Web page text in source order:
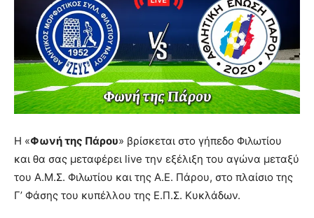
Η «Φωνή της Πάρου» βρίσκεται στο γήπεδο Φιλωτίου
και θα σας μεταφέρει live την εξέλιξη του αγώνα μεταξύ
του Α.Μ.Σ. Φιλωτίου και της Α.Ε. Πάρου, στο πλαίσιο της
Γ’ Φάσης του κυπέλλου της Ε.Π.Σ. Κυκλάδων.